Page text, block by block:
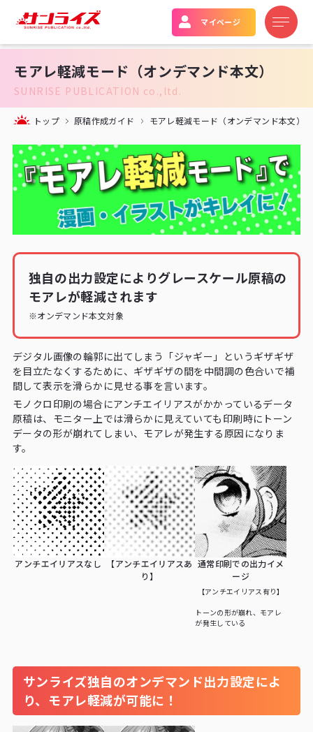
マイページ
モアレ軽減モード（オンデマンド本文）
SUNRISE PUBLICATION co.,ltd.
トップ 原稿作成ガイド モアレ軽減モード（オンデマンド本文）
独自の出力設定によりグレースケール原稿の
モアレが軽減されます
※オンデマンド本文対象
デジタル画像の輪郭に出てしまう「ジャギー」というギザギザ
を目立たなくするために、ギザギザの間を中間調の色合いで補
間して表示を滑らかに見せる事を言います。
モノクロ印刷の場合にアンチエイリアスがかかっているデータ
原稿は、モニター上では滑らかに見えていても印刷時にトーン
データの形が崩れてしまい、モアレが発生する原因になりま
す。
アンチエイリアスなし
【アンチエイリアスあ
り】
通常印刷での出力イメ
ージ
【アンチエイリアス有り】
トーンの形が崩れ、モアレ
が発生している
サンライズ独自のオンデマンド出力設定によ
り、モアレ軽減が可能に！